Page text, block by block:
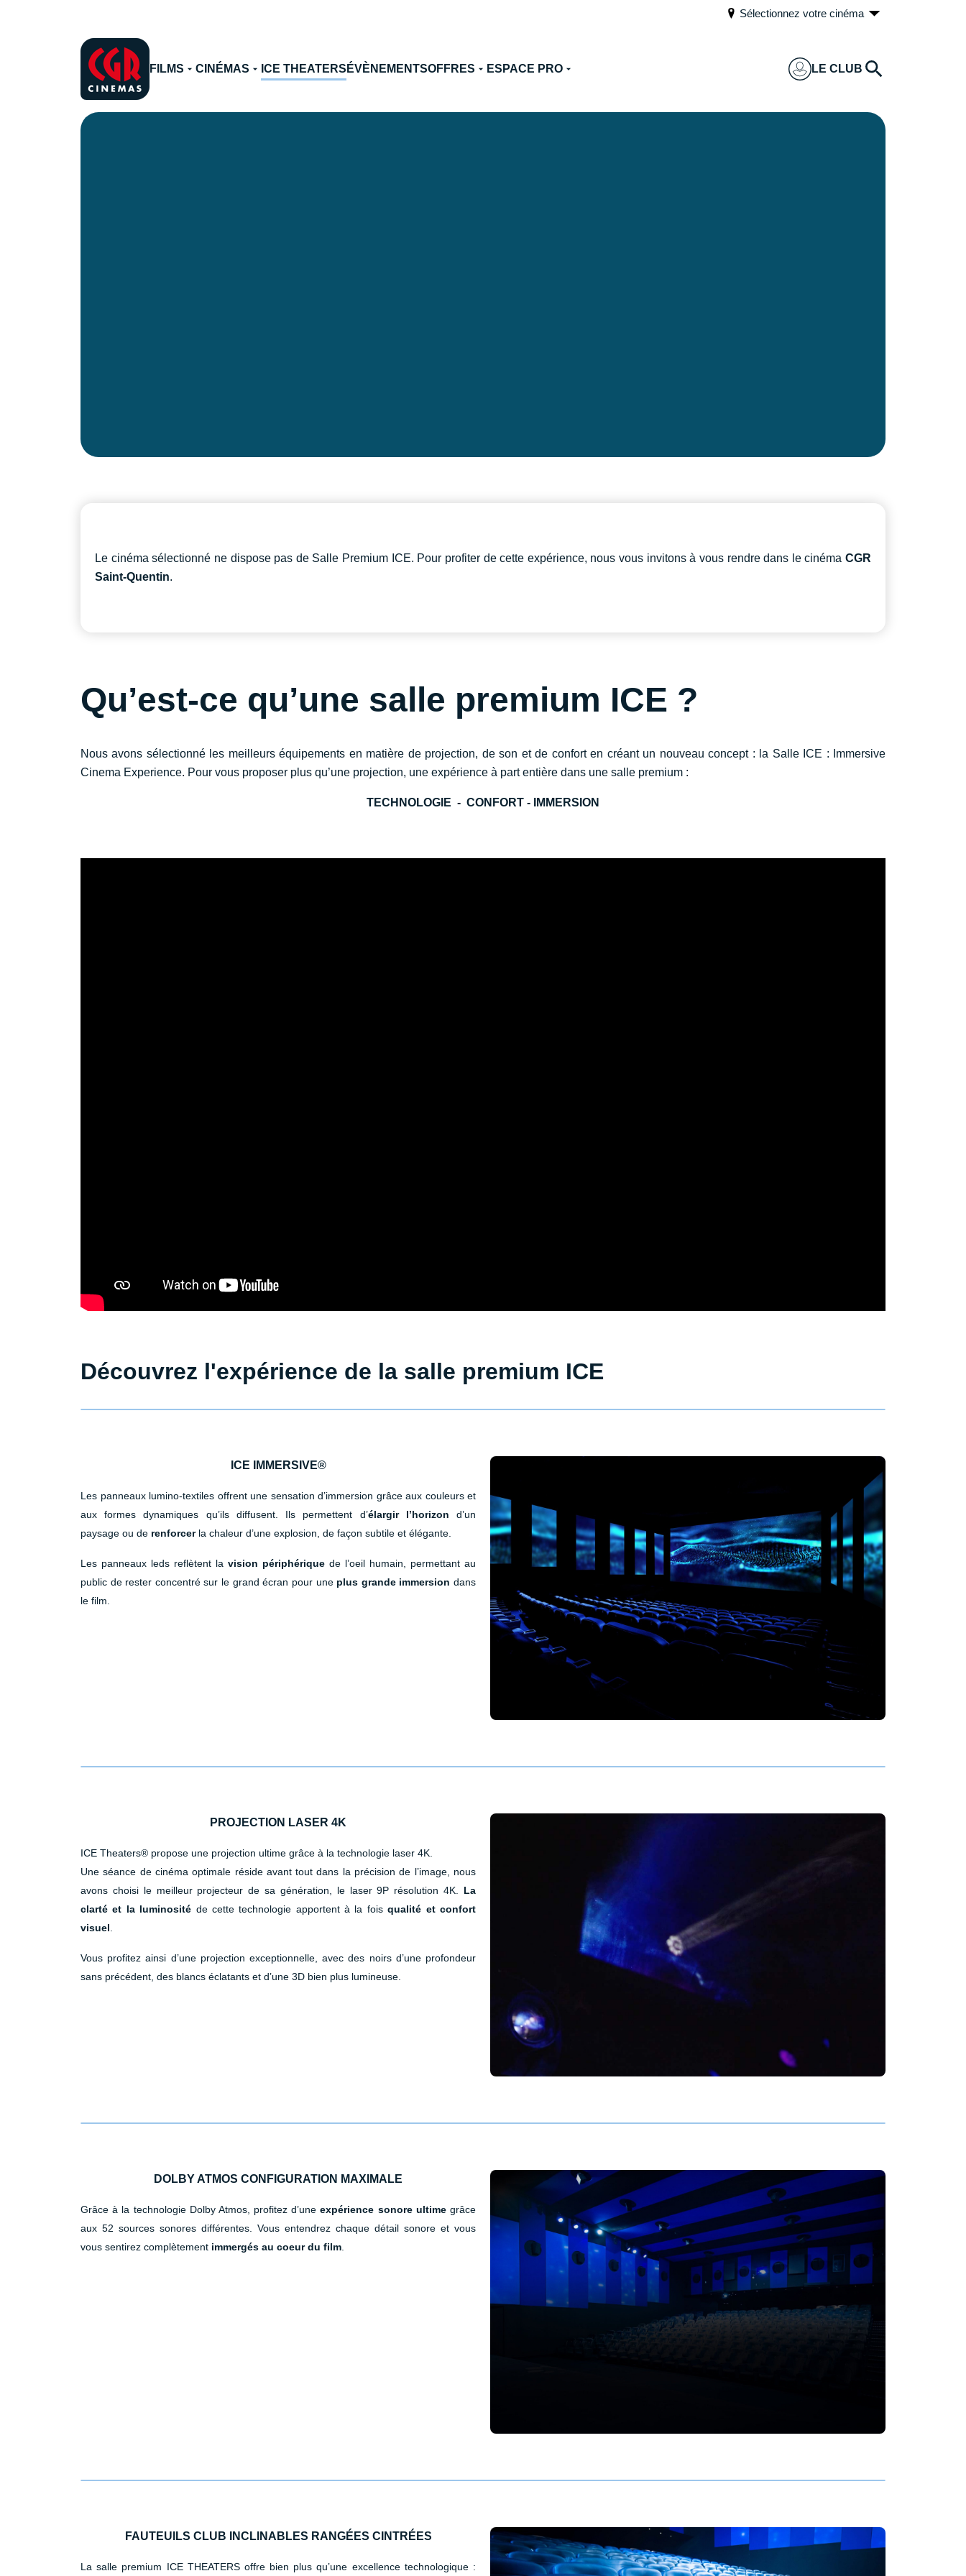
Sélectionnez votre cinéma
FILMS CINÉMAS ICE THEATERS ÉVÈNEMENTSOFFRES ESPACE PRO LE CLUB
Le cinéma sélectionné ne dispose pas de Salle Premium ICE. Pour profiter de cette expérience, nous vous invitons à vous rendre dans le cinéma CGR
Saint-Quentin.
Qu’est-ce qu’une salle premium ICE ?
Nous avons sélectionné les meilleurs équipements en matière de projection, de son et de confort en créant un nouveau concept : la Salle ICE : Immersive
Cinema Experience. Pour vous proposer plus qu’une projection, une expérience à part entière dans une salle premium :
TECHNOLOGIE - CONFORT - IMMERSION
Découvrez l'expérience de la salle premium ICE
ICE IMMERSIVE®
Les panneaux lumino-textiles offrent une sensation d’immersion grâce aux couleurs et
aux formes dynamiques qu’ils diffusent. Ils permettent d’élargir l’horizon d’un
paysage ou de renforcerla chaleur d’une explosion, de façon subtile et élégante.
Les panneaux leds reflètent la vision périphérique de l’oeil humain, permettant au
public de rester concentré sur le grand écran pour une plus grande immersion dans
le film.
PROJECTION LASER 4K
ICE Theaters® propose une projection ultime grâce à la technologie laser 4K.
Une séance de cinéma optimale réside avant tout dans la précision de l’image, nous
avons choisi le meilleur projecteur de sa génération, le laser 9P résolution 4K. La
clarté et la luminosité de cette technologie apportent à la foisqualité et confort
visuel
Vous profitez ainsi d’une projection exceptionnelle, avec des noirs d’une profondeur
sans précédent, des blancs éclatants et d’une 3D bien plus lumineuse.
DOLBY ATMOS CONFIGURATION MAXIMALE
Grâce à la technologie Dolby Atmos, profitez d’uneexpérience sonore ultimegrâce
aux 52 sources sonores différentes. Vous entendrez chaque détail sonore et vous
vous sentirez complètement immergés au coeur du film
FAUTEUILS CLUB INCLINABLES RANGÉES CINTRÉES
La salle premium ICE THEATERS offre bien plus qu’une excellence technologique :